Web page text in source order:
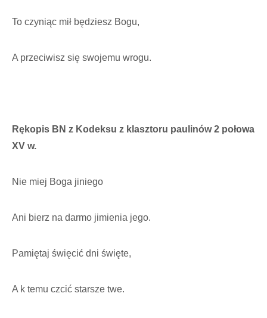
To czyniąc mił będziesz Bogu,
A przeciwisz się swojemu wrogu.
Rękopis BN z Kodeksu z klasztoru paulinów 2 połowa
XV w.
Nie miej Boga jiniego
Ani bierz na darmo jimienia jego.
Pamiętaj święcić dni święte,
A k temu czcić starsze twe.